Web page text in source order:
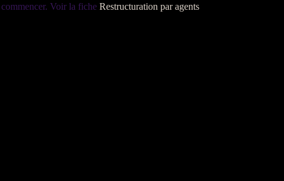
Voir la fiche Restructuration par agents